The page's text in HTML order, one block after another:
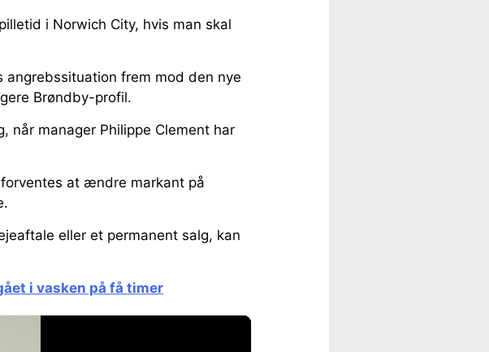
i Norwich City, hvis man skal
angrebssituation frem mod den nye
Brøndby-profil.
når manager Philippe Clement har
at ændre markant på
eller et permanent salg, kan
i vasken på få timer